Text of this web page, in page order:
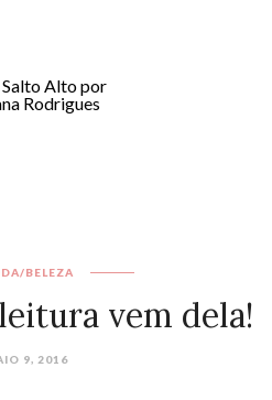
BELEZA
vem dela!
9, 2016